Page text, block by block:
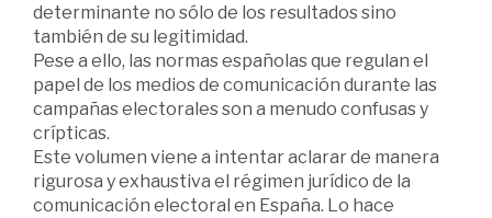
determinante no sólo de los resultados sino
también de su legitimidad.
Pese a ello, las normas españolas que regulan el
papel de los medios de comunicación durante las
campañas electorales son a menudo confusas y
crípticas.
Este volumen viene a intentar aclarar de manera
rigurosa y exhaustiva el régimen jurídico de la
comunicación electoral en España. Lo hace